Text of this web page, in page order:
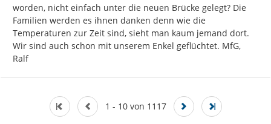
worden, nicht einfach unter die neuen Brücke gelegt? Die
Familien werden es ihnen danken denn wie die
Temperaturen zur Zeit sind, sieht man kaum jemand dort.
Wir sind auch schon mit unserem Enkel geflüchtet. MfG,
Ralf
1 - 10 von 1117